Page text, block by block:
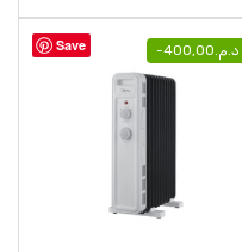
Save - د.م.400,00